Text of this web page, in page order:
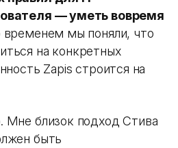
— уметь вовремя
временем мы поняли, что
на конкретных
Zapis строится на
близок подход Стива
быть